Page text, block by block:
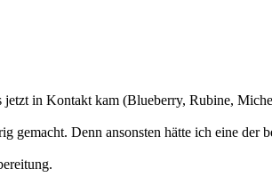
in Kontakt kam (Blueberry, Rubine,
Denn ansonsten hätte ich eine der